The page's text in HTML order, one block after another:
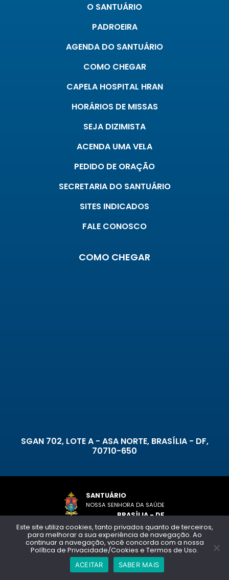
O SANTUÁRIO
PADROEIRA
AGENDA DO SANTUÁRIO
COMO CHEGAR
CAPELA HOSPITAL HRAN
HORÁRIOS DE MISSAS
SEJA DIZIMISTA
ACENDA UMA VELA
PEDIDO DE ORAÇÃO
SECRETARIA DO SANTUÁRIO
SITES INDICADOS
FALE CONOSCO
COMO CHEGAR
SGAN 702, LOTE A - ASA NORTE, BRASÍLIA - DF,
70710-650
SANTUÁRIO
NOSSA SENHORA DA SAÚDE
BRASÍLIA - DF
Copyright © 2026 - Todos os direitos reservados
Política de privacidade e termos de uso
Este site utiliza cookies, tanto privados quanto de terceiros,
para melhorar a sua experiência de navegação. Ao
continuar a navegação, você concorda com a nossa
Política de Privacidade/Cookies e Termos de Uso.
ACEITAR SABER MAIS